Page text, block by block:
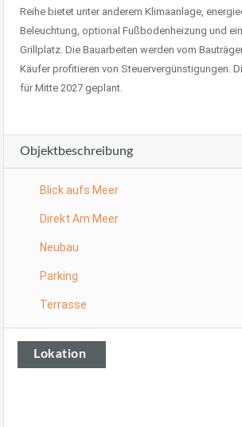
Reihe bietet unter anderem Klimaanlage,
Beleuchtung, optional Fußbodenheizung und
Grillplatz. Die Bauarbeiten werden vom
Käufer profitieren von Steuervergünstigungen.
für Mitte 2027 geplant.
Objektbeschreibung
Blick aufs Meer
Direkt Am Meer
Neubau
Parking
Terrasse
Lokation